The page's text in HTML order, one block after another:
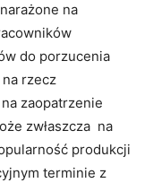
na
do porzucenia
rzecz
zaopatrzenie
zwłaszcza na
produkcji
terminie z